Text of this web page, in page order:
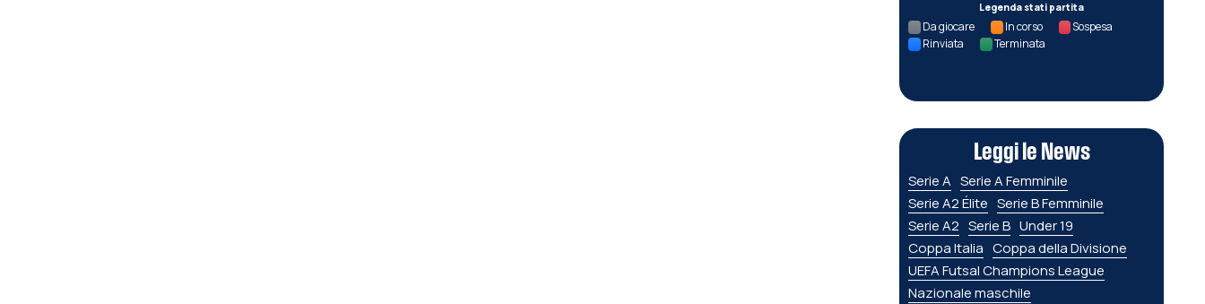
Legenda stati partita
Da giocare In corso
Sospesa
Rinviata
Terminata
Leggi le News
Serie A Serie A Femminile
Serie A2 Élite Serie B Femminile
Serie A2 Serie B Under 19
Coppa Italia Coppa della Divisione
UEFA Futsal Champions League
Nazionale maschile